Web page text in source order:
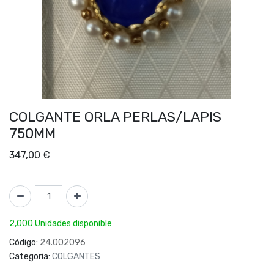
COLGANTE ORLA PERLAS/LAPIS
750MM
347,00 €
2,000 Unidades disponible
Código: 24.002096
Categoria: COLGANTES